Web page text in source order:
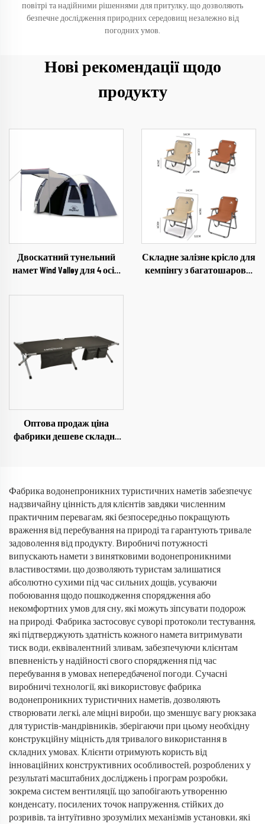
повітрі та надійними рішеннями для притулку, що дозволяють
безпечне дослідження природних середовищ незалежно від
погодних умов.
Нові рекомендації щодо
продукту
Двоскатний тунельний
намет Wind Valley для 4 осіб,
водонепроникний намет
Складне залізне крісло для
кемпінгу з багатошарової
Оптова продаж ціна
фабрики дешеве складне
кемпінгу
Фабрика водонепроникних туристичних наметів забезпечує
надзвичайну цінність для клієнтів завдяки численним
практичним перевагам, які безпосередньо покращують
враження від перебування на природі та гарантують тривале
задоволення від продукту. Виробничі потужності
випускають намети з винятковими водонепроникними
властивостями, що дозволяють туристам залишатися
абсолютно сухими під час сильних дощів, усуваючи
побоювання щодо пошкодження спорядження або
некомфортних умов для сну, які можуть зіпсувати подорож
на природі. Фабрика застосовує суворі протоколи тестування,
які підтверджують здатність кожного намета витримувати
тиск води, еквівалентний зливам, забезпечуючи клієнтам
впевненість у надійності свого спорядження під час
перебування в умовах непередбаченої погоди. Сучасні
виробничі технології, які використовує фабрика
водонепроникних туристичних наметів, дозволяють
створювати легкі, але міцні вироби, що зменшує вагу рюкзака
для туристів-мандрівників, зберігаючи при цьому необхідну
конструкційну міцність для тривалого використання в
складних умовах. Клієнти отримують користь від
інноваційних конструктивних особливостей, розроблених у
результаті масштабних досліджень і програм розробки,
зокрема систем вентиляції, що запобігають утворенню
конденсату, посилених точок напруження, стійких до
розривів, та інтуїтивно зрозумілих механізмів установки, які